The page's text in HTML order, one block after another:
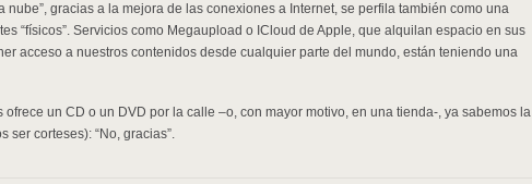
nube”, gracias a la mejora de las conexiones a Internet, se perfila también como una
“físicos”. Servicios como Megaupload o ICloud de Apple, que alquilan espacio en sus
acceso a nuestros contenidos desde cualquier parte del mundo, están teniendo una
ofrece un CD o un DVD por la calle –o, con mayor motivo, en una tienda-, ya sabemos la
ser corteses): “No, gracias”.